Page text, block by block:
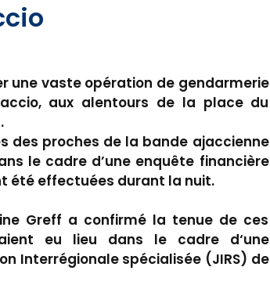
une vaste opération de gendarmerie
aux alentours de la place du
des proches de la bande ajaccienne
le cadre d’une enquête financière
été effectuées durant la nuit.
Greff a confirmé la tenue de ces
eu lieu dans le cadre d‘une
Interrégionale spécialisée (JIRS) de